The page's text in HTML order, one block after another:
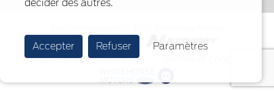
Fièrement propulsé par
Politique de confidentialité
décider des autres.
Accepter Refuser Paramètres